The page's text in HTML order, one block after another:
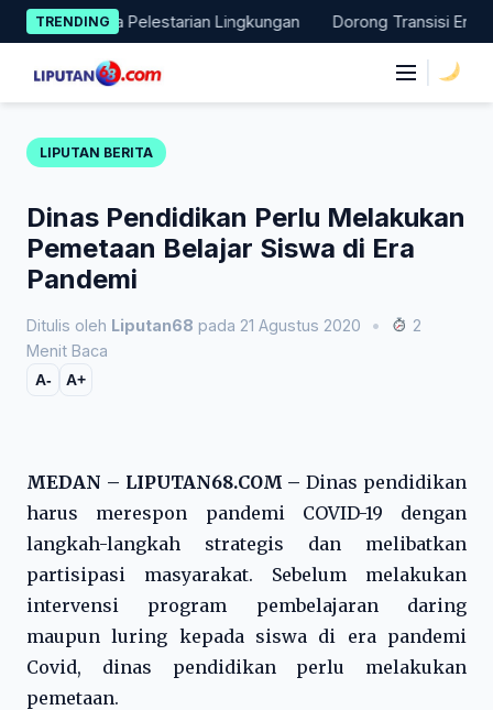
Skip
to
content
TRENDING
Nyata Pelestarian Lingkungan Dorong Transisi Energi di
LIPUTAN BERITA
Dinas Pendidikan Perlu Melakukan
Pemetaan Belajar Siswa di Era
Pandemi
Ditulis oleh Liputan68 pada 21 Agustus 2020 •
2
Menit Baca
A- A+
MEDAN – LIPUTAN68.COM –Dinas pendidikan
harus merespon pandemi COVID-19 dengan
langkah-langkah strategis dan melibatkan
partisipasi masyarakat. Sebelum melakukan
intervensi program pembelajaran daring
maupun luring kepada siswa di era pandemi
Covid, dinas pendidikan perlu melakukan
pemetaan.